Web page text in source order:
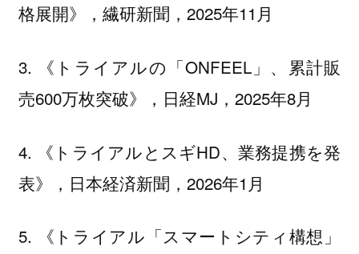
格展開》，繊研新聞，2025年11月
3. 《トライアルの「ONFEEL」、累計販
売600万枚突破》，日経MJ，2025年8月
4. 《トライアルとスギHD、業務提携を発
表》，日本経済新聞，2026年1月
5. 《トライアル「スマートシティ構想」